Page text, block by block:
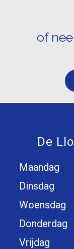
of
De
Maandag
Dinsdag
Woensdag
Donderdag
Vrijdag